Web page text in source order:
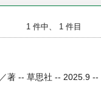
1 件中、 1 件目
著 -- 草思社 -- 2025.9 --